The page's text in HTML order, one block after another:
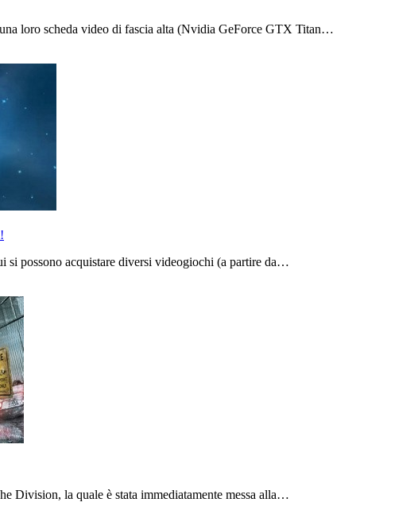
loro scheda video di fascia alta (Nvidia GeForce GTX Titan…
si possono acquistare diversi videogiochi (a partire da…
Division, la quale è stata immediatamente messa alla…